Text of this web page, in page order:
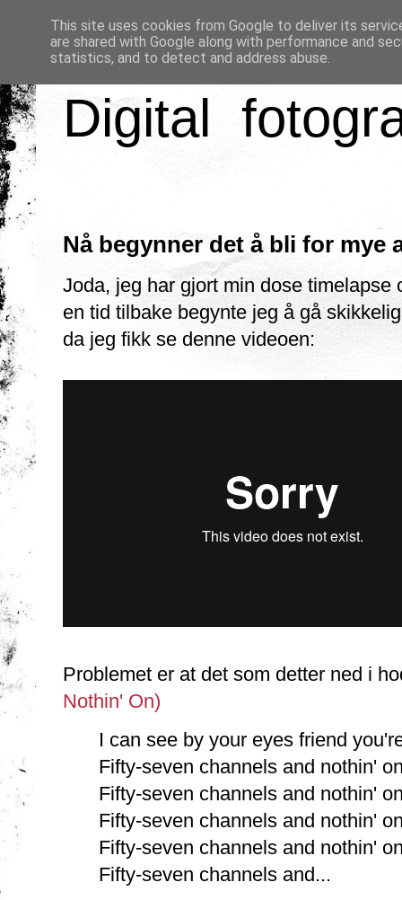
Digital
Nå begynner det å bli for mye
Joda, jeg har gjort min dose
en tid tilbake begynte jeg å gå
da jeg fikk se denne videoen:
Problemet er at det som detter ned i
Nothin' On)
I can see by your eyes friend
Fifty-seven channels and nothin'
Fifty-seven channels and nothin'
Fifty-seven channels and nothin'
Fifty-seven channels and nothin'
Fifty-seven channels and...
This site uses cookies from Google to deliver its
are shared with Google along with performance and
statistics, and to detect and address abuse.